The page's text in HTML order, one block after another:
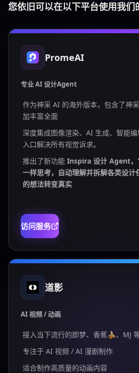
您依旧可以在以下平台使用我们
PromeAI
专业 AI 设计Agent
作为神采 AI 的海外版本，包含了神
加丰富全面
深度集成图像渲染、AI 生成、智能
入口解决所有视觉诉求。
推出了新功能 Inspira 设计 Agent，
一样思考，自动理解并拆解各类设计
的想法转变真实
访问服务
道影
AI 视频 / 动画
接入当下流行的即梦、香蕉🍌、MJ
专注于 AI 视频 / AI 漫剧制作
适合制作高质量的动画内容